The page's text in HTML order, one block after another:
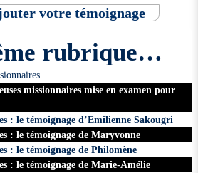
votre témoignage
rubrique…
missionnaires mise en examen pour
: le témoignage d’Emilienne Sakougri
: le témoignage de Maryvonne
: le témoignage de Philomène
: le témoignage de Marie-Amélie